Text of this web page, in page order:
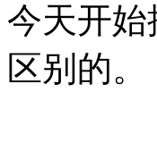
今天开始
区别的。